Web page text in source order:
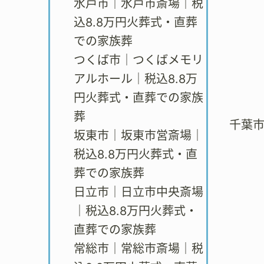
水戸市｜水戸市斎場｜税
込8.8万円火葬式・直葬
での家族葬
つくば市｜つくばメモリ
アルホール｜税込8.8万
円火葬式・直葬での家族
葬
坂東市｜坂東市営斎場｜
税込8.8万円火葬式・直
葬での家族葬
日立市｜日立市中央斎場
｜税込8.8万円火葬式・
直葬での家族葬
常総市｜常総市斎場｜税
千葉